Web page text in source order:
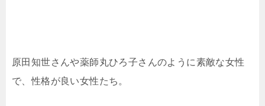
原田知世さんや薬師丸ひろ子さんのように素敵な女性
で、性格が良い女性たち。